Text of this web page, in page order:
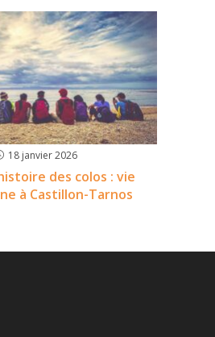
18 janvier 2026
des colos : vie
à Castillon-Tarnos